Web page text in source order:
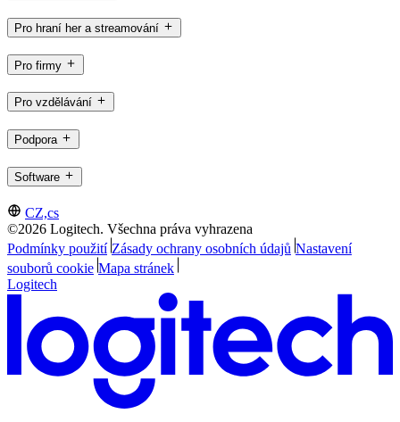
Pro hraní her a streamování
Pro firmy
Pro vzdělávání
Podpora
Software
CZ,cs
©2026 Logitech. Všechna práva vyhrazena
Podmínky použití Zásady ochrany osobních údajů Nastavení
souborů cookie Mapa stránek
Logitech